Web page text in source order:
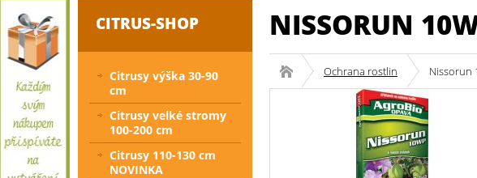
NISSORUN
Ochrana rostlin Nissorun
CITRUS-SHOP
Citrusy výška 30-90
cm
Citrusy velké stromy
100-200 cm
Citrusy 110-130 cm
NOVINKA